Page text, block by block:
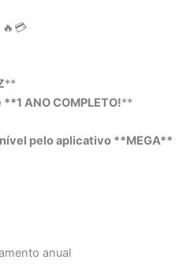
🔥💳
**
ANO COMPLETO!**
pelo aplicativo **MEGA**
anual